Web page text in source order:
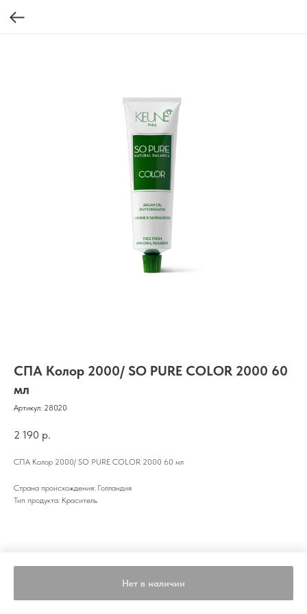
СПА Колор 2000/ SO PURE COLOR 2000 60
мл
Артикул: 28020
2 190 р.
Нет в наличии
СПА Колор 2000/ SO PURE COLOR 2000 60 мл
Страна происхождения: Голландия
Тип продукта: Краситель